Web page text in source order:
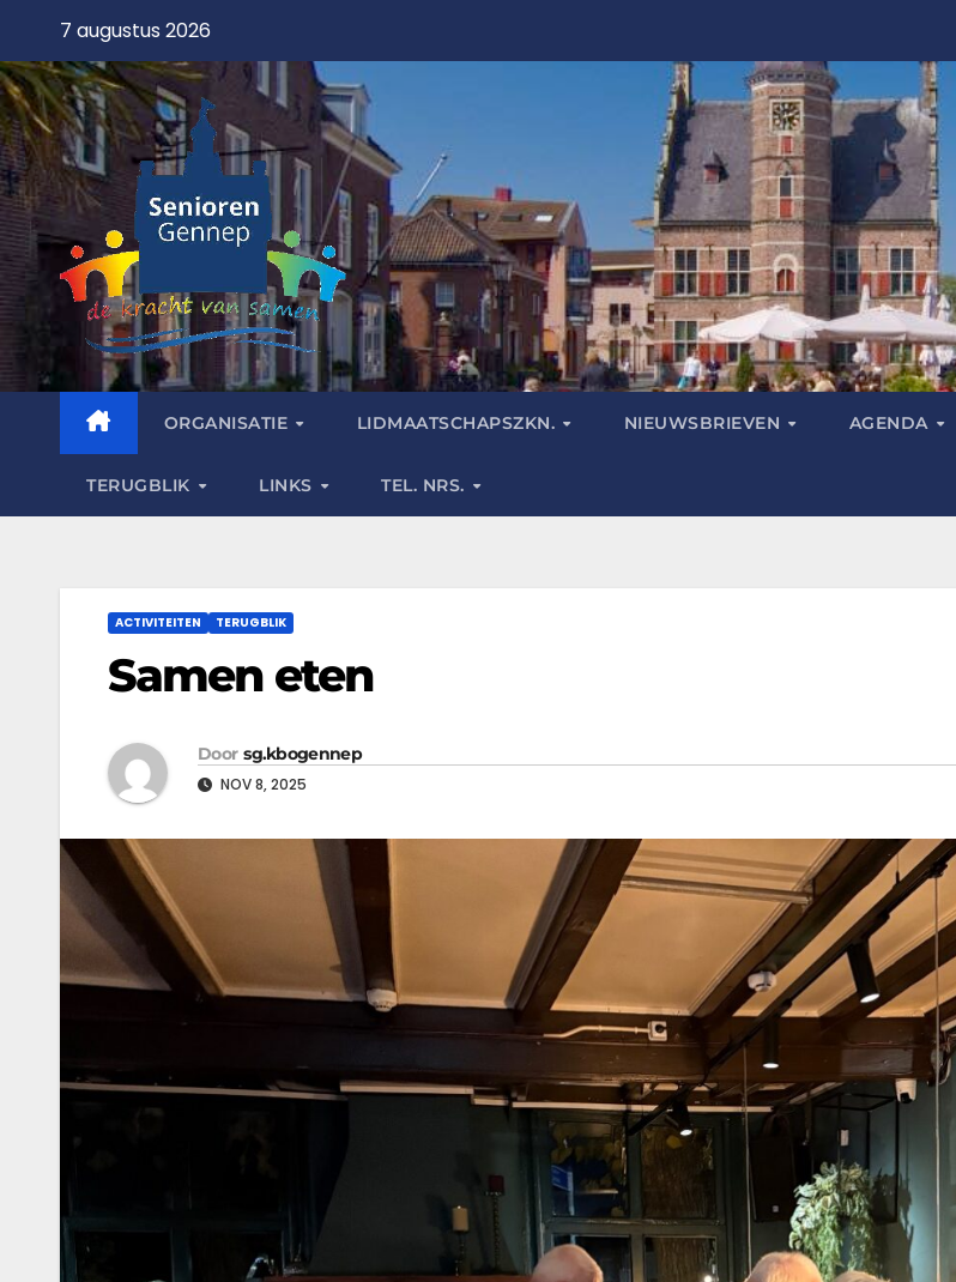
7 augustus 2026
ORGANISATIE LIDMAATSCHAPSZKN. NIEUWSBRIEVEN AGENDA
TERUGBLIK LINKS TEL. NRS.
ACTIVITEITEN TERUGBLIK
Samen eten
Door sg.kbogennep
NOV 8, 2025